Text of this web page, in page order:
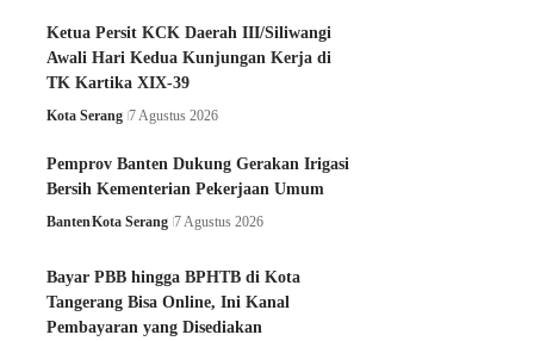
Ketua Persit KCK Daerah III/Siliwangi
Awali Hari Kedua Kunjungan Kerja di
TK Kartika XIX-39
Kota Serang 7 Agustus 2026
Pemprov Banten Dukung Gerakan Irigasi
Bersih Kementerian Pekerjaan Umum
BantenKota Serang 7 Agustus 2026
Bayar PBB hingga BPHTB di Kota
Tangerang Bisa Online, Ini Kanal
Pembayaran yang Disediakan